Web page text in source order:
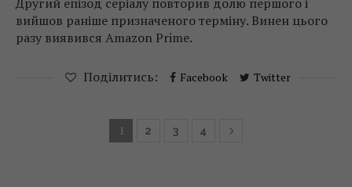
вийшов раніше призначеного терміну. Винен цього
разу виявився Amazon Prime.
Поділитись: Facebook Twitter
1 2 3 4